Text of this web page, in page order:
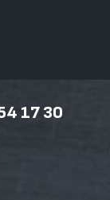
17 30